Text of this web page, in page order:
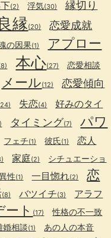
(2) 浮気(30) 縁切り
良縁(20) 恋愛成就
の因果(1)
アプロー
本心(27) 恋愛相談
メール(12) 恋愛傾向
失恋(4)
好みのタイ
タイミング(7)
パワ
フェチ(1) 彼氏(1) 恋人
家庭(2)
シチュエーショ
性(1) 一目惚れ(2)
恋
(8) バツイチ(3)
アラフ
ート (17) 性格の不一致
婚相談(1) あの人の本音